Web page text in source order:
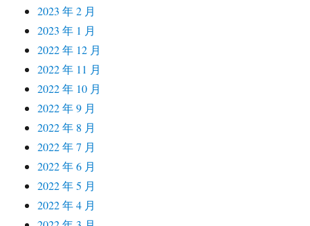
2023 年 2 月
2023 年 1 月
2022 年 12 月
2022 年 11 月
2022 年 10 月
2022 年 9 月
2022 年 8 月
2022 年 7 月
2022 年 6 月
2022 年 5 月
2022 年 4 月